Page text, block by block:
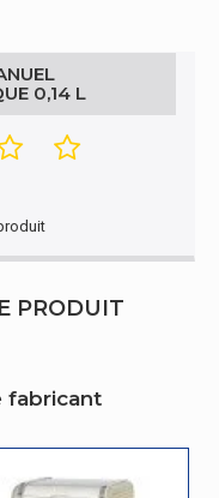
Oui
1358/1P
0,14 L
PRODUIT
fabricant